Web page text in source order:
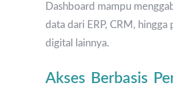
Dashboard mampu
data dari ERP, CRM, hingga
digital lainnya.
Akses Berbasis